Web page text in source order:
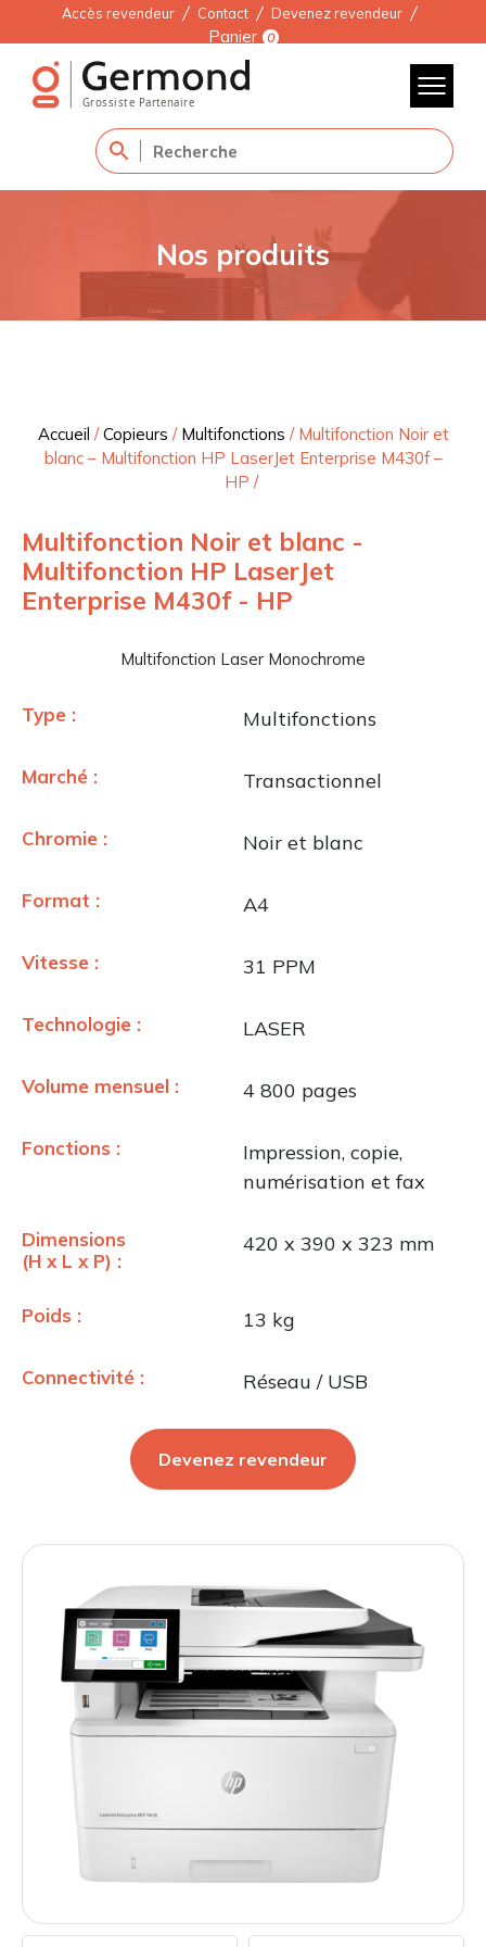
Accès revendeur Contact Devenez revendeur
Panier 0
Nos produits
Accueil /Copieurs / Multifonctions / Multifonction Noir et
blanc – Multifonction HP LaserJet Enterprise M430f –
HP /
Multifonction Noir et blanc -
Multifonction HP LaserJet
Enterprise M430f - HP
Multifonction Laser Monochrome
Type : Multifonctions
Marché : Transactionnel
Chromie : Noir et blanc
Format : A4
Vitesse : 31 PPM
Technologie : LASER
Volume mensuel : 4 800 pages
Fonctions :
Impression, copie,
numérisation et fax
Dimensions
(H x L x P) :
420 x 390 x 323 mm
Poids : 13 kg
Connectivité : Réseau / USB
Devenez revendeur